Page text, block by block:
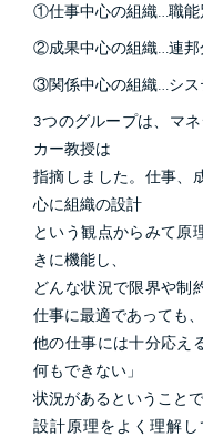
①仕事中心の組織…職能
②成果中心の組織…連邦
③関係中心の組織…シス
3つのグループは、マ
カー教授は
指摘しました。仕事、
心に組織の設計
という観点からみて原
きに機能し、
どんな状況で限界や制
仕事に最適であっても、
他の仕事には十分応え
何もできない」
状況があるということで
設計原理をよく理解